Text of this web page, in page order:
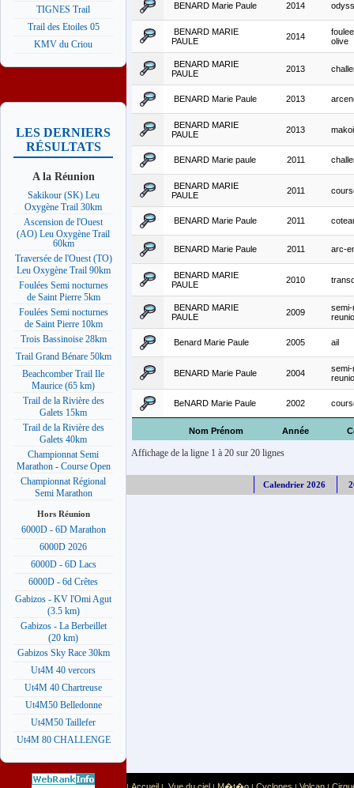
TIGNES Trail
Trail des Etoiles 05
KMV du Criou
LES DERNIERS
RÉSULTATS
A la Réunion
Sakikour (SK) Leu
Oxygène Trail 30km
Ascension de l'Ouest
(AO) Leu Oxygène Trail
60km
Traversée de l'Ouest (TO)
Leu Oxygène Trail 90km
Foulées Semi nocturnes
de Saint Pierre 5km
Foulées Semi nocturnes
de Saint Pierre 10km
Trois Bassinoise 28km
Trail Grand Bénare 50km
Beachcomber Trail Ile
Maurice (65 km)
Trail de la Rivière des
Galets 15km
Trail de la Rivière des
Galets 40km
Championnat Semi
Marathon - Course Open
Championnat Régional
Semi Marathon
Hors Réunion
6000D - 6D Marathon
6000D 2026
6000D - 6D Lacs
6000D - 6d Crêtes
Gabizos - KV l'Omi Agut
(3.5 km)
Gabizos - La Berbeillet
(20 km)
Gabizos Sky Race 30km
Ut4M 40 vercors
Ut4M 40 Chartreuse
Ut4M50 Belledonne
Ut4M50 Taillefer
Ut4M 80 CHALLENGE
Nom Prénom Année
BENARD Marie Paule 2014
BENARD MARIE
PAULE
2014
olive
BENARD MARIE
PAULE
2013
BENARD Marie Paule 2013
BENARD MARIE
PAULE
2013
BENARD Marie paule 2011
BENARD MARIE
PAULE
2011
BENARD Marie Paule 2011
BENARD Marie Paule 2011 arc-
BENARD MARIE
PAULE
2010
BENARD MARIE
PAULE
2009
semi-
Benard Marie Paule 2005 ail
BENARD Marie Paule 2004
semi-
BeNARD Marie Paule 2002
Affichage de la ligne 1 à 20 sur 20 lignes
Calendrier 2026